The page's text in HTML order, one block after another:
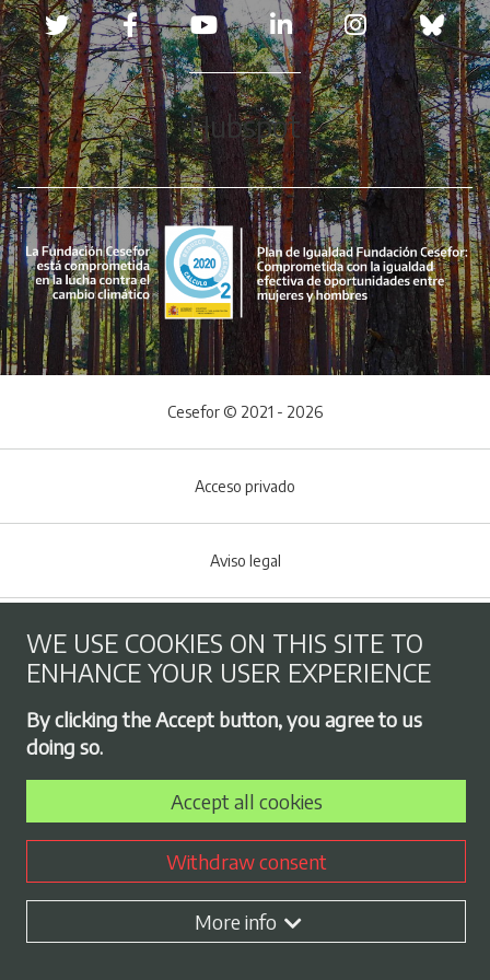
Redes sociales
Hubspot
Footer menu
Cesefor © 2021 - 2026
Acceso privado
Aviso legal
Cookies policy
Privacy Policy
Employment exchange
Contract profile
Plan de Igualdad
WE USE COOKIES ON THIS SITE TO
ENHANCE YOUR USER EXPERIENCE
By clicking the Accept button, you agree to us
doing so.
Accept all cookies
Withdraw consent
More info